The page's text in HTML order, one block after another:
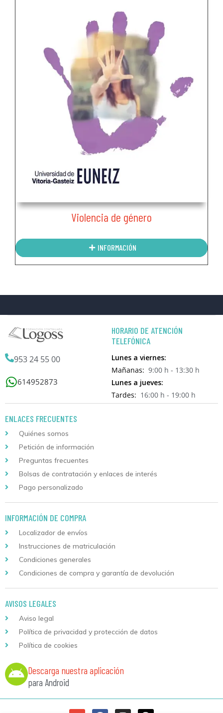
Violencia de género
INFORMACIÓN
953 24 55 00
614952873
HORARIO DE ATENCIÓN
TELEFÓNICA
Lunes a viernes:
Mañanas: 9:00 h - 13:30 h
Lunes a jueves:
Tardes: 16:00 h - 19:00 h
ENLACES FRECUENTES
Quiénes somos
Petición de información
Preguntas frecuentes
Bolsas de contratación y enlaces de interés
Pago personalizado
INFORMACIÓN DE COMPRA
Localizador de envíos
Instrucciones de matriculación
Condiciones generales
Condiciones de compra y garantía de devolución
AVISOS LEGALES
Aviso legal
Política de privacidad y protección de datos
Política de cookies
Descarga nuestra aplicación
para Android